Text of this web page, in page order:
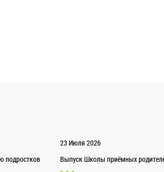
подростков
23 Июля 2026
Выпуск Школы приёмных